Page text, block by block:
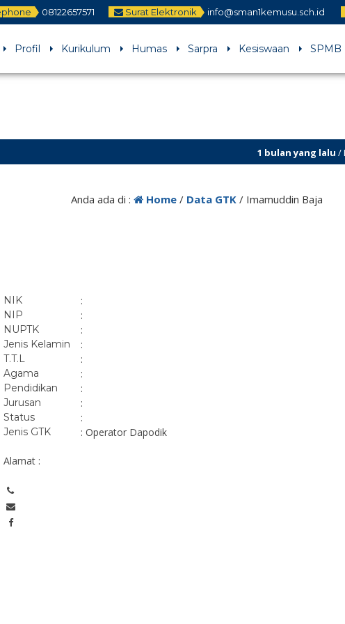
08122657571 Surat Elektronik info@sman1kemusu.sch.id
Profil Kurikulum Humas Sarpra Kesiswaan SPMB
1 bulan yang lalu/ Laman
Anda ada di : Home / Data GTK / Imamuddin Baja
NIK :
NIP :
NUPTK :
Jenis Kelamin :
T.T.L :
Agama :
Pendidikan :
Jurusan :
Status :
Jenis GTK : Operator Dapodik
Alamat :